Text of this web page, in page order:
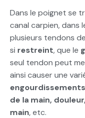
Dans le poignet se
canal carpien, dans
plusieurs tendons
si restreint, que le
seul tendon peut
ainsi causer une
de la main,
main, etc.